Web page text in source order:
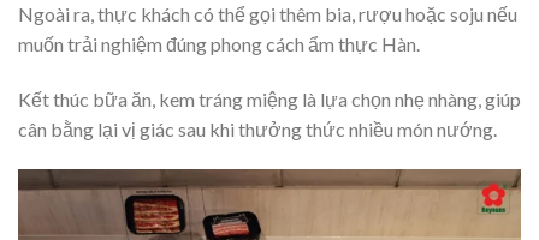
Ngoài ra, thực khách có thể gọi thêm bia, rượu hoặc soju nếu
muốn trải nghiệm đúng phong cách ẩm thực Hàn.
Kết thúc bữa ăn, kem tráng miệng là lựa chọn nhẹ nhàng, giúp
cân bằng lại vị giác sau khi thưởng thức nhiều món nướng.